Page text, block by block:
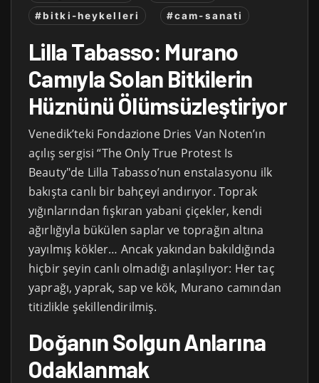
#bitki-heykelleri
#cam-sanati
Lilla Tabasso: Murano
Camıyla Solan Bitkilerin
Hüznünü Ölümsüzleştiriyor
Venedik’teki Fondazione Dries Van Noten’ın
açılış sergisi “The Only True Protest Is
Beauty"de Lilla Tabasso’nun enstalasyonu ilk
bakışta canlı bir bahçeyi andırıyor. Toprak
yığınlarından fışkıran yabani çiçekler, kendi
ağırlığıyla bükülen saplar ve toprağın altına
yayılmış kökler… Ancak yakından bakıldığında
hiçbir şeyin canlı olmadığı anlaşılıyor: Her taç
yaprağı, yaprak, sap ve kök, Murano camından
titizlikle şekillendirilmiş.
Doğanın Solgun Anlarına
Odaklanmak